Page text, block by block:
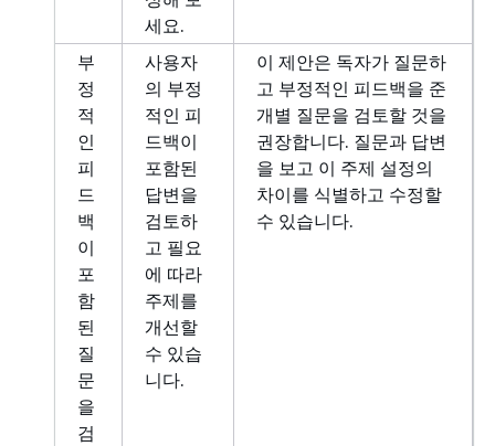
세요.
부
정
적
인
피
드
백
이
포
함
된
질
문
을
검
사용자
의 부정
적인 피
드백이
포함된
답변을
검토하
고 필요
에 따라
주제를
개선할
수 있습
니다.
이 제안은 독자가 질문하
고 부정적인 피드백을 준
개별 질문을 검토할 것을
권장합니다. 질문과 답변
을 보고 이 주제 설정의
차이를 식별하고 수정할
수 있습니다.